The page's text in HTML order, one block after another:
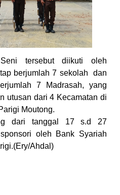
tersebut diikuti oleh
berjumlah 7 sekolah dan
7 Madrasah, yang
utusan dari 4 Kecamatan di
Moutong.
dari tanggal 17 s.d 27
oleh Bank Syariah
Ahdal)